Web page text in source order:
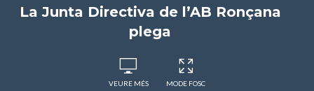
La Junta Directiva de l’AB Ronçana
plega
VEURE MÉS
MODE FOSC